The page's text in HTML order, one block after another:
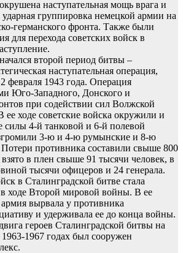
наступательная мощь врага и
ударная группировка немецкой армии на
германского фронта. Также были
для перехода советских войск в
второй период битвы –
наступательная операция,
2 февраля 1943 года. Операция
Юго-Западного, Донского и
при содействии сил Волжской
ходе советские войска окружили и
силы 4-й танковой и 6-й полевой
3-ю и 4-ю румынские и 8-ю
противника составили свыше 800
в плен свыше 91 тысячи человек, в
тысячи офицеров и 24 генерала.
в Сталинградской битве стала
ходе Второй мировой войны. В ее
армия вырвала у противника
и удерживала ее до конца войны.
героев Сталинградской битвы на
1967 годах был сооружен